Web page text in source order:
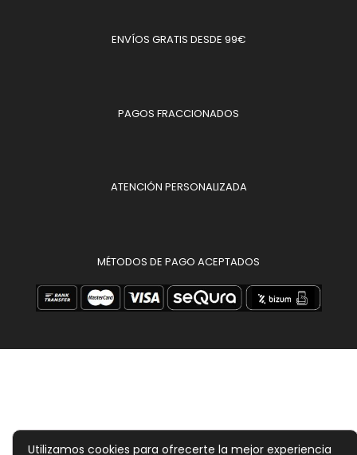
ENVÍOS GRATIS DESDE 99€
PAGOS FRACCIONADOS
ATENCIÓN PERSONALIZADA
MÉTODOS DE PAGO ACEPTADOS
Utilizamos cookies para ofrecerte la mejor experiencia